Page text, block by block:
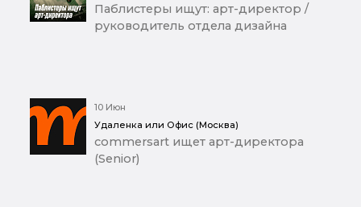
Паблистеры ищут: арт-директор /
руководитель отдела дизайна
10 Июн
Удаленка или Офис (Москва)
commersart ищет арт-директора
(Senior)